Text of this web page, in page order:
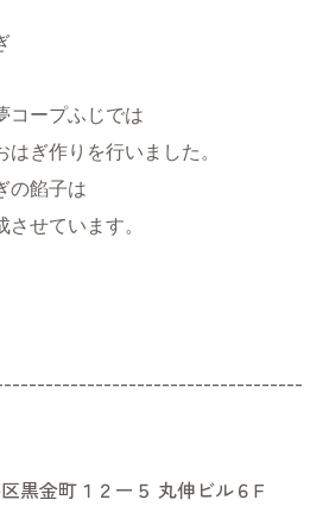
コープふじでは
ぎ作りを行いました。
の餡子は
せています。
黒金町１２ー５ 丸伸ビル６F